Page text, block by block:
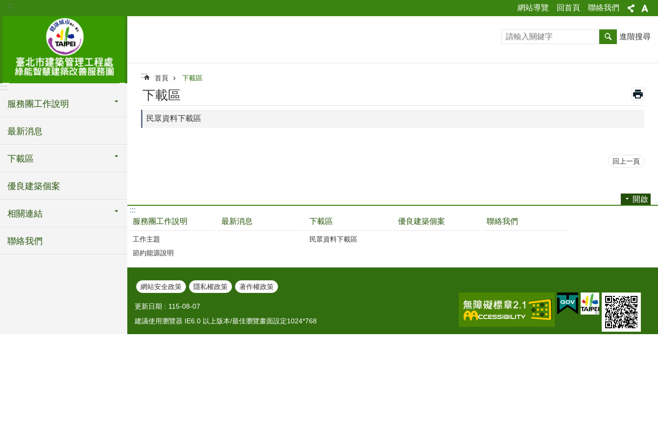
跳到主要內容區塊
::: 網站導覽 回首頁 聯絡我們
:::
服務團工作說明
最新消息
下載區
優良建築個案
相關連結
聯絡我們
進階搜尋
::: 首頁 下載區
下載區
民眾資料下載區
回上一頁
開啟
:::
服務團工作說明
工作主題
節約能源說明
最新消息 下載區
民眾資料下載區
優良建築個案 聯絡我們
網站安全政策 隱私權政策 著作權政策
更新日期
115-08-07
建議使用瀏覽器 IE6.0 以上版本/最佳瀏覽畫面設定1024*768